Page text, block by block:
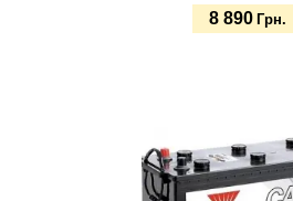
8 890 Грн.